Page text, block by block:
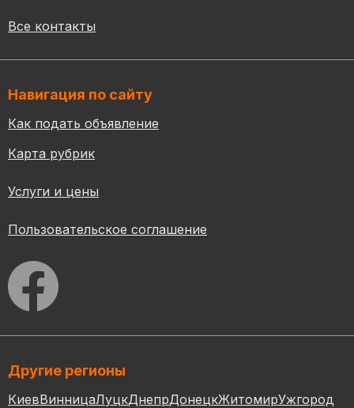
Все контакты
Навигация по сайту
Как подать объявление
Карта рубрик
Услуги и цены
Пользовательское соглашение
Другие регионы
КиевВинницаЛуцкДнепрДонецкЖитомирУжгород